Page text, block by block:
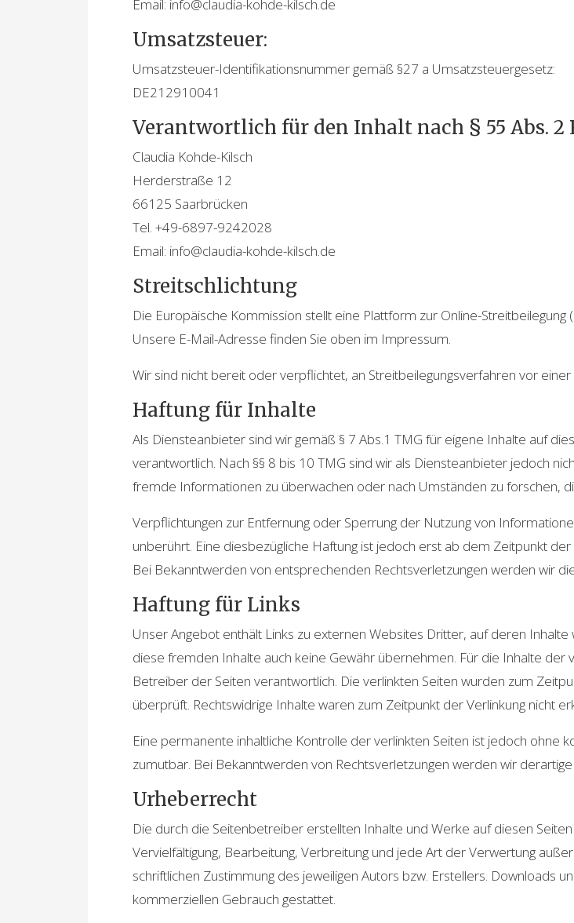
Email: info@claudia-kohde-kilsch.de
Umsatzsteuer:
Umsatzsteuer-Identifikationsnummer gemäß §27 a Umsatzsteuergesetz:
DE212910041
Verantwortlich für den Inhalt nach § 55 Abs. 2
Claudia Kohde-Kilsch
Herderstraße 12
66125 Saarbrücken
Tel. +49-6897-9242028
Email: info@claudia-kohde-kilsch.de
Streitschlichtung
Die Europäische Kommission stellt eine Plattform zur Online-Streitbeilegung
Unsere E-Mail-Adresse finden Sie oben im Impressum.
Wir sind nicht bereit oder verpflichtet, an Streitbeilegungsverfahren vor
Haftung für Inhalte
Als Diensteanbieter sind wir gemäß § 7 Abs.1 TMG für eigene Inhalte auf
verantwortlich. Nach §§ 8 bis 10 TMG sind wir als Diensteanbieter jedoch
fremde Informationen zu überwachen oder nach Umständen zu forschen,
Verpflichtungen zur Entfernung oder Sperrung der Nutzung von
unberührt. Eine diesbezügliche Haftung ist jedoch erst ab dem Zeitpunkt
Bei Bekanntwerden von entsprechenden Rechtsverletzungen werden wir
Haftung für Links
Unser Angebot enthält Links zu externen Websites Dritter, auf deren
diese fremden Inhalte auch keine Gewähr übernehmen. Für die Inhalte
Betreiber der Seiten verantwortlich. Die verlinkten Seiten wurden zum
überprüft. Rechtswidrige Inhalte waren zum Zeitpunkt der Verlinkung nicht
Eine permanente inhaltliche Kontrolle der verlinkten Seiten ist jedoch ohne
zumutbar. Bei Bekanntwerden von Rechtsverletzungen werden wir
Urheberrecht
Die durch die Seitenbetreiber erstellten Inhalte und Werke auf diesen
Vervielfältigung, Bearbeitung, Verbreitung und jede Art der Verwertung
schriftlichen Zustimmung des jeweiligen Autors bzw. Erstellers. Downloads
kommerziellen Gebrauch gestattet.